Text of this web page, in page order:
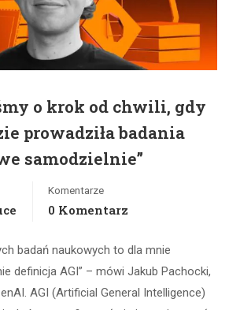
o krok od chwili, gdy
prowadziła badania
samodzielnie”
Komentarze
0 Komentarz
badań naukowych to dla mnie
definicja AGI” – mówi Jakub Pachocki,
AGI (Artificial General Intelligence)